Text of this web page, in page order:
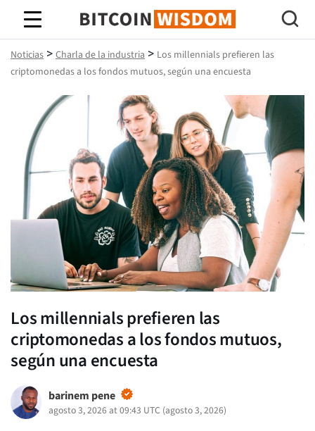
Sabiduría de Bitcoin
Noticias > Charla de la industria > Los millennials prefieren las
criptomonedas a los fondos mutuos, según una encuesta
Los millennials prefieren las
criptomonedas a los fondos mutuos,
según una encuesta
barinem pene
agosto 3, 2026 at 09:43 UTC (agosto 3, 2026)